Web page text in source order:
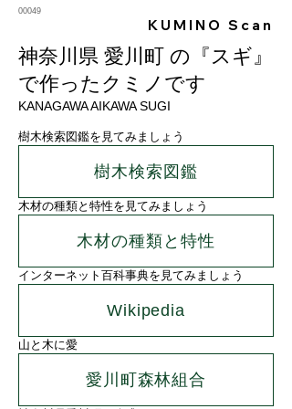
00049
KUMINO Scan
神奈川県 愛川町 の『スギ』
で作ったクミノです
KANAGAWA AIKAWA SUGI
樹木検索図鑑を見てみましょう
樹木検索図鑑
木材の種類と特性を見てみましょう
木材の種類と特性
インターネット百科事典を見てみましょう
Wikipedia
山と木に愛
愛川町森林組合